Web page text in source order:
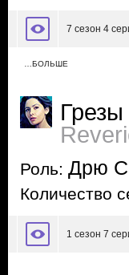
7 сезон 4
…БОЛЬШЕ
Грезы
Роль: Дрю
Количество
1 сезон 7